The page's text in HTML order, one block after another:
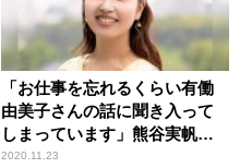
「お仕事を忘れるくらい有働
由美子さんの話に聞き入って
しまっています」熊谷実帆ア
ナウンサー
2020.11.23